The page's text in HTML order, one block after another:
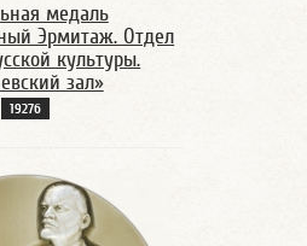
медаль
Эрмитаж. Отдел
культуры.
зал»
1927б